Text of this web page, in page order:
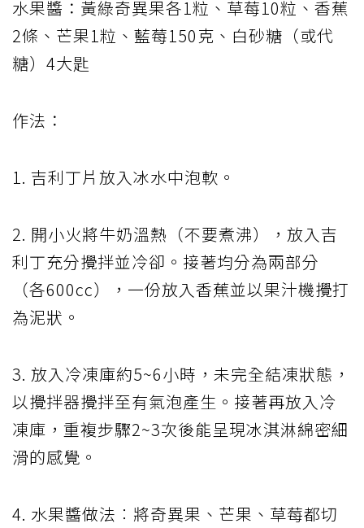
水果醬：黃綠奇異果各1粒、草莓10粒、香蕉
2條、芒果1粒、藍莓150克、白砂糖（或代
糖）4大匙
作法：
1. 吉利丁片放入冰水中泡軟。
2. 開小火將牛奶溫熱（不要煮沸），放入吉
利丁充分攪拌並冷卻。接著均分為兩部分
（各600cc），一份放入香蕉並以果汁機攪打
為泥狀。
3. 放入冷凍庫約5~6小時，未完全結凍狀態，
以攪拌器攪拌至有氣泡產生。接著再放入冷
凍庫，重複步驟2~3次後能呈現冰淇淋綿密細
滑的感覺。
4. 水果醬做法︰將奇異果、芒果、草莓都切